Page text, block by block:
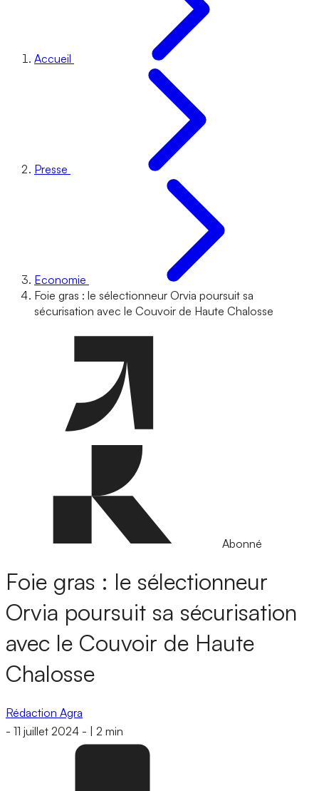
Accueil
Presse
Economie
Foie gras : le sélectionneur Orvia poursuit sa
sécurisation avec le Couvoir de Haute Chalosse
Abonné
Foie gras : le sélectionneur
Orvia poursuit sa sécurisation
avec le Couvoir de Haute
Chalosse
Rédaction Agra
- 11 juillet 2024 - 2 min